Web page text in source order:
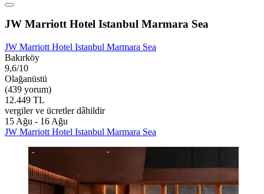
JW Marriott Hotel Istanbul Marmara Sea
JW Marriott Hotel Istanbul Marmara Sea
Bakırköy
9,6/10
Olağanüstü
(439 yorum)
12.449 TL
vergiler ve ücretler dâhildir
15 Ağu - 16 Ağu
JW Marriott Hotel Istanbul Marmara Sea